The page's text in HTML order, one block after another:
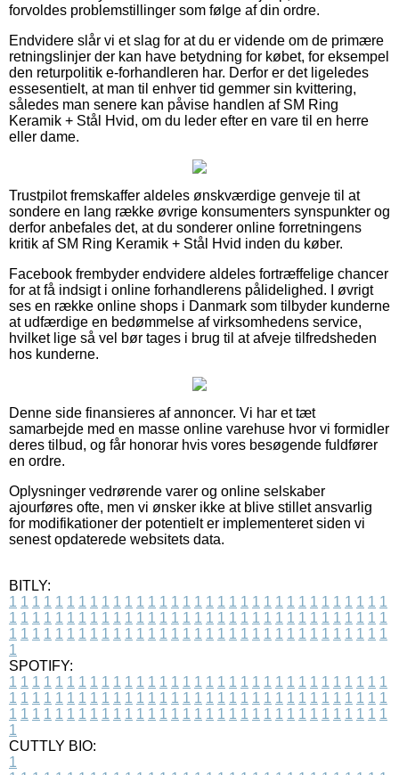
forvoldes problemstillinger som følge af din ordre.
Endvidere slår vi et slag for at du er vidende om de primære
retningslinjer der kan have betydning for købet, for eksempel
den returpolitik e-forhandleren har. Derfor er det ligeledes
essesentielt, at man til enhver tid gemmer sin kvittering,
således man senere kan påvise handlen af SM Ring
Keramik + Stål Hvid, om du leder efter en vare til en herre
eller dame.
Trustpilot fremskaffer aldeles ønskværdige genveje til at
sondere en lang række øvrige konsumenters synspunkter og
derfor anbefales det, at du sonderer online forretningens
kritik af SM Ring Keramik + Stål Hvid inden du køber.
Facebook frembyder endvidere aldeles fortræffelige chancer
for at få indsigt i online forhandlerens pålidelighed. I øvrigt
ses en række online shops i Danmark som tilbyder kunderne
at udfærdige en bedømmelse af virksomhedens service,
hvilket lige så vel bør tages i brug til at afveje tilfredsheden
hos kunderne.
Denne side finansieres af annoncer. Vi har et tæt
samarbejde med en masse online varehuse hvor vi formidler
deres tilbud, og får honorar hvis vores besøgende fuldfører
en ordre.
Oplysninger vedrørende varer og online selskaber
ajourføres ofte, men vi ønsker ikke at blive stillet ansvarlig
for modifikationer der potentielt er implementeret siden vi
senest opdaterede websitets data.
BITLY:
1 1 1 1 1 1 1 1 1 1 1 1 1 1 1 1 1 1 1 1 1 1 1 1 1 1 1 1 1 1 1 1 1
1 1 1 1 1 1 1 1 1 1 1 1 1 1 1 1 1 1 1 1 1 1 1 1 1 1 1 1 1 1 1 1 1
1 1 1 1 1 1 1 1 1 1 1 1 1 1 1 1 1 1 1 1 1 1 1 1 1 1 1 1 1 1 1 1 1
1
SPOTIFY:
1 1 1 1 1 1 1 1 1 1 1 1 1 1 1 1 1 1 1 1 1 1 1 1 1 1 1 1 1 1 1 1 1
1 1 1 1 1 1 1 1 1 1 1 1 1 1 1 1 1 1 1 1 1 1 1 1 1 1 1 1 1 1 1 1 1
1 1 1 1 1 1 1 1 1 1 1 1 1 1 1 1 1 1 1 1 1 1 1 1 1 1 1 1 1 1 1 1 1
1
CUTTLY BIO:
1